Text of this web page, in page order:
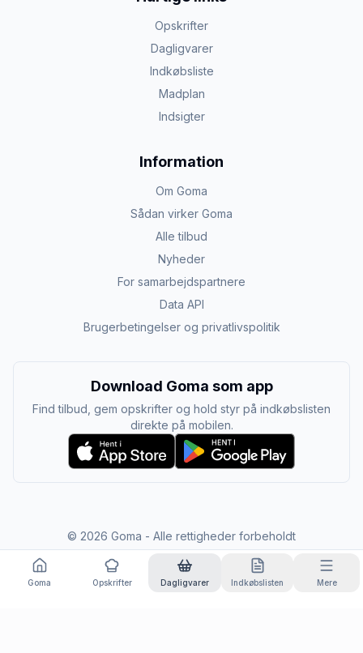
Opskrifter
Dagligvarer
Indkøbsliste
Madplan
Indsigter
Information
Om Goma
Sådan virker Goma
Alle tilbud
Nyheder
For samarbejdspartnere
Data API
Brugerbetingelser og privatlivspolitik
Download Goma som app
Find tilbud, gem opskrifter og hold styr på indkøbslisten
direkte på mobilen.
© 2026 Goma - Alle rettigheder forbeholdt
Goma Opskrifter Dagligvarer Indkøbslisten Mere